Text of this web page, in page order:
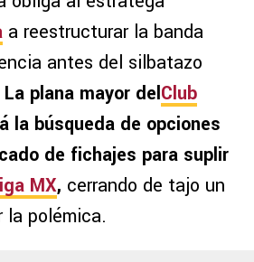
a reestructurar la banda
antes del silbatazo
La plana mayor delClub
la búsqueda de opciones
de fichajes para suplir
MX, cerrando de tajo un
la polémica.